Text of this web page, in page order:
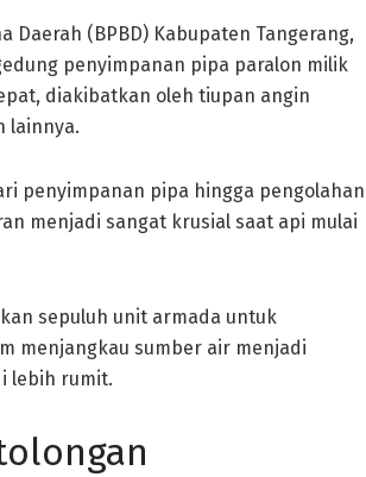
Daerah (BPBD) Kabupaten Tangerang,
penyimpanan pipa paralon milik
diakibatkan oleh tiupan angin
lainnya.
penyimpanan pipa hingga pengolahan
menjadi sangat krusial saat api mulai
sepuluh unit armada untuk
menjangkau sumber air menjadi
lebih rumit.